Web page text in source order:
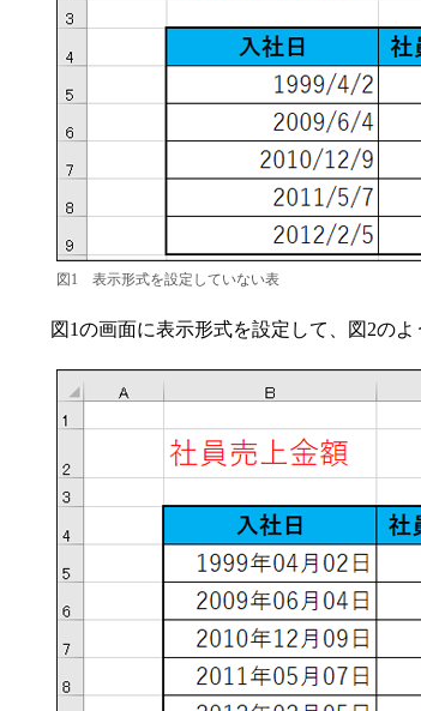
図1 表示形式を設定していない表
図1の画面に表示形式を設定して、図2のよ